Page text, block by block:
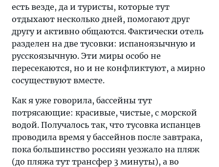
есть везде, да и туристы, которые тут
отдыхают несколько дней, помогают друг
другу и активно общаются. Фактически отель
разделен на две тусовки: испаноязычную и
русскоязычную. Эти миры особо не
пересекаются, но и не конфликтуют, а мирно
сосуществуют вместе.
Как я уже говорила, бассейны тут
потрясающие: красивые, чистые, с морской
водой. Получалось так, что тусовка испанцев
проводила время у бассейнов после завтрака,
пока большинство россиян уезжало на пляж
(до пляжа тут трансфер 3 минуты), а во